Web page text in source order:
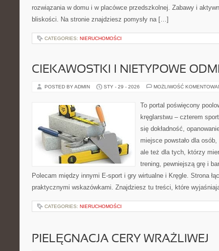
rozwiązania w domu i w placówce przedszkolnej. Zabawy i
bliskości. Na stronie znajdziesz pomysły na […]
CATEGORIES: NIERUCHOMOŚCI
CIEKAWOSTKI I NIETYPOWE
POSTED BY ADMIN STY - 29 - 2026 MOŻLIWOŚĆ
To portal poświęcony
kręglarstwu – czterem
się dokładność,
miejsce powstało dla
ale też dla tych, którzy
trening, pewniejszą grę i
Polecam między innymi E-sport i gry wirtualne i Kręgle. Strona
praktycznymi wskazówkami. Znajdziesz tu treści, które
CATEGORIES: NIERUCHOMOŚCI
PIELĘGNACJA CERY WRAŻLIWEJ